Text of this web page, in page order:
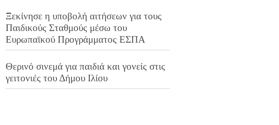
Ξεκίνησε η υποβολή αιτήσεων για τους
Παιδικούς Σταθμούς μέσω του
Ευρωπαϊκού Προγράμματος ΕΣΠΑ
Θερινό σινεμά για παιδιά και γονείς στις
γειτονιές του Δήμου Ιλίου